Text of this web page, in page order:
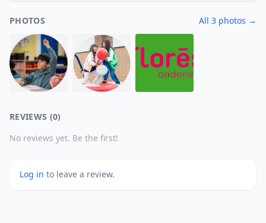
PHOTOS All 3 photos →
REVIEWS (0)
No reviews yet. Be the first!
Log in to leave a review.